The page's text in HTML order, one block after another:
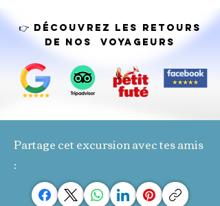
👉 Découvrez LES RETOURS
DE NOS VOYAGEURS
Partage cet excursion avec tes amis
: